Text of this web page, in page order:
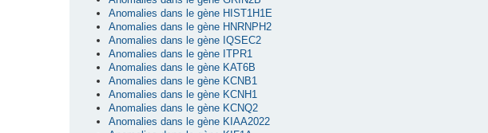
Anomalies dans le gène HIST1H1E
Anomalies dans le gène HNRNPH2
Anomalies dans le gène IQSEC2
Anomalies dans le gène ITPR1
Anomalies dans le gène KAT6B
Anomalies dans le gène KCNB1
Anomalies dans le gène KCNH1
Anomalies dans le gène KCNQ2
Anomalies dans le gène KIAA2022